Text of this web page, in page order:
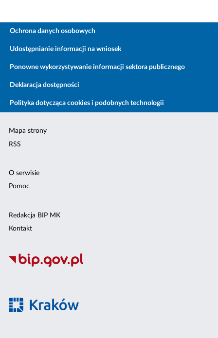
Ochrona danych osobowych
Udostępnianie informacji na wniosek
Ponowne wykorzystywanie informacji sektora publicznego
Deklaracja dostępności
Polityka dotycząca cookies i podobnych technologii
Mapa strony
RSS
O serwisie
Pomoc
Redakcja BIP MK
Kontakt